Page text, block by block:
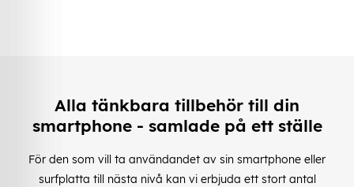
Alla tänkbara tillbehör till din
smartphone - samlade på ett ställe
För den som vill ta användandet av sin smartphone eller
surfplatta till nästa nivå kan vi erbjuda ett stort antal